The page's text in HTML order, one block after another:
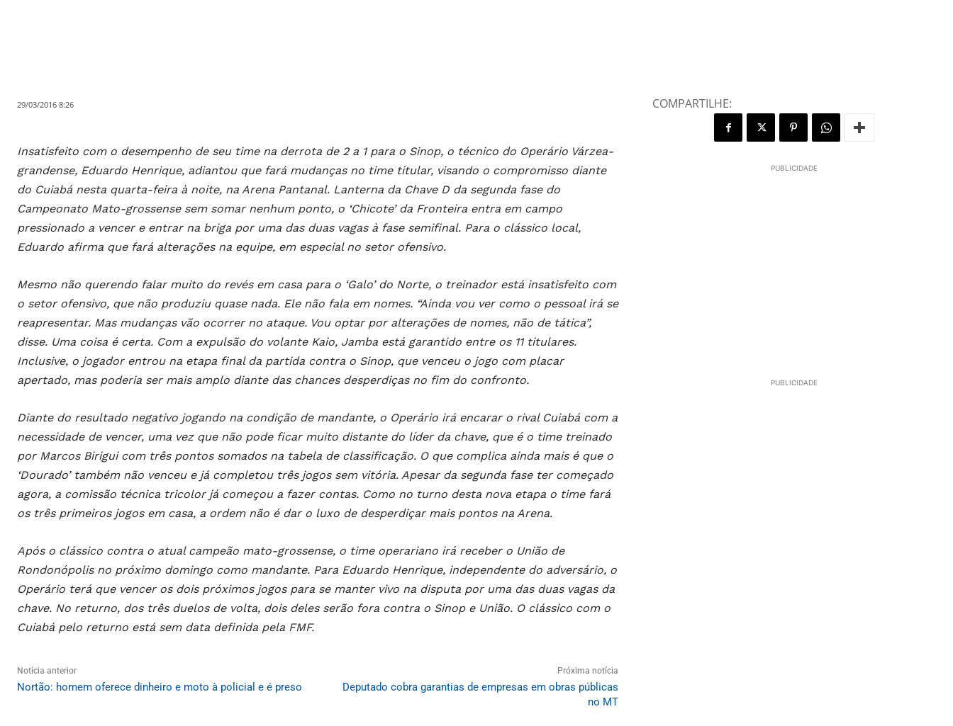
29/03/2016 8:26
Insatisfeito com o desempenho de seu time na derrota de 2 a 1 para o Sinop, o técnico do Operário Várzea-
grandense, Eduardo Henrique, adiantou que fará mudanças no time titular, visando o compromisso diante
do Cuiabá nesta quarta-feira à noite, na Arena Pantanal. Lanterna da Chave D da segunda fase do
Campeonato Mato-grossense sem somar nenhum ponto, o ‘Chicote’ da Fronteira entra em campo
pressionado a vencer e entrar na briga por uma das duas vagas à fase semifinal. Para o clássico local,
Eduardo afirma que fará alterações na equipe, em especial no setor ofensivo.
Mesmo não querendo falar muito do revés em casa para o ‘Galo’ do Norte, o treinador está insatisfeito com
o setor ofensivo, que não produziu quase nada. Ele não fala em nomes. “Ainda vou ver como o pessoal irá se
reapresentar. Mas mudanças vão ocorrer no ataque. Vou optar por alterações de nomes, não de tática”,
disse. Uma coisa é certa. Com a expulsão do volante Kaio, Jamba está garantido entre os 11 titulares.
Inclusive, o jogador entrou na etapa final da partida contra o Sinop, que venceu o jogo com placar
apertado, mas poderia ser mais amplo diante das chances desperdiças no fim do confronto.
Diante do resultado negativo jogando na condição de mandante, o Operário irá encarar o rival Cuiabá com a
necessidade de vencer, uma vez que não pode ficar muito distante do líder da chave, que é o time treinado
por Marcos Birigui com três pontos somados na tabela de classificação. O que complica ainda mais é que o
‘Dourado’ também não venceu e já completou três jogos sem vitória. Apesar da segunda fase ter começado
agora, a comissão técnica tricolor já começou a fazer contas. Como no turno desta nova etapa o time fará
os três primeiros jogos em casa, a ordem não é dar o luxo de desperdiçar mais pontos na Arena.
Após o clássico contra o atual campeão mato-grossense, o time operariano irá receber o União de
Rondonópolis no próximo domingo como mandante. Para Eduardo Henrique, independente do adversário, o
Operário terá que vencer os dois próximos jogos para se manter vivo na disputa por uma das duas vagas da
chave. No returno, dos três duelos de volta, dois deles serão fora contra o Sinop e União. O clássico com o
Cuiabá pelo returno está sem data definida pela FMF.
Notícia anterior
Nortão: homem oferece dinheiro e moto à policial e é preso
Próxima notícia
Deputado cobra garantias de empresas em obras públicas
no MT
COMPARTILHE:
PUBLICIDADE
PUBLICIDADE